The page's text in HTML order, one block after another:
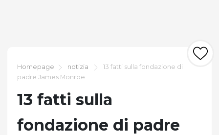
Homepage notizia
13 fatti sulla fondazione di
padre James Monroe
13 fatti sulla
fondazione di padre